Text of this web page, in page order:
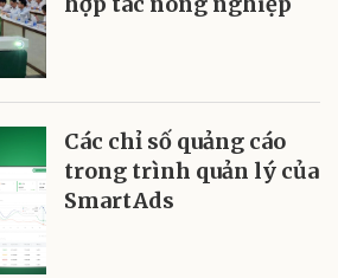
Các chỉ số quảng cáo
trong trình quản lý của
SmartAds